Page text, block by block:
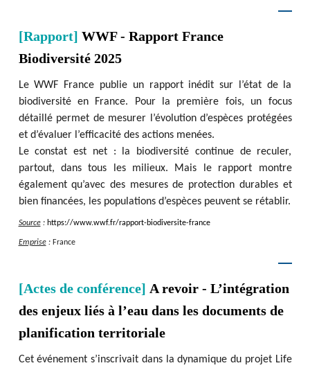
[Rapport] WWF - Rapport France
Biodiversité 2025
Le WWF France publie un rapport inédit sur l’état de la
biodiversité en France. Pour la première fois, un focus
détaillé permet de mesurer l’évolution d’espèces protégées
et d’évaluer l’efficacité des actions menées.
Le constat est net : la biodiversité continue de reculer,
partout, dans tous les milieux. Mais le rapport montre
également qu’avec des mesures de protection durables et
bien financées, les populations d’espèces peuvent se rétablir.
Source: https://www.wwf.fr/rapport-biodiversite-france
Emprise: France
[Actes de conférence] A revoir - L’intégration
des enjeux liés à l’eau dans les documents de
planification territoriale
Cet événement s’inscrivait dans la dynamique du projet Life